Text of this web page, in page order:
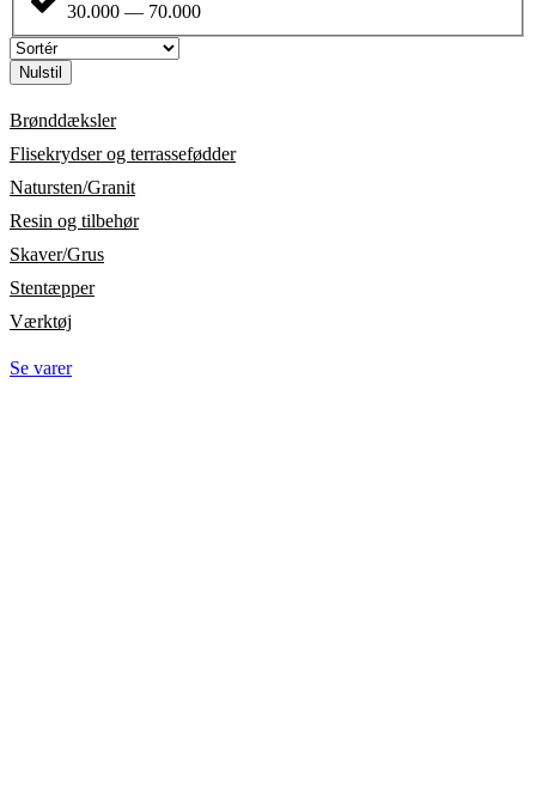
30.000 — 70.000
Nulstil
Brønddæksler
Flisekrydser og terrassefødder
Natursten/Granit
Resin og tilbehør
Skaver/Grus
Stentæpper
Værktøj
Se varer